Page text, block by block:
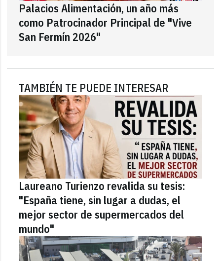
Palacios Alimentación, un año más
como Patrocinador Principal de "Vive
San Fermín 2026"
TAMBIÉN TE PUEDE INTERESAR
Laureano Turienzo revalida su tesis:
"España tiene, sin lugar a dudas, el
mejor sector de supermercados del
mundo"